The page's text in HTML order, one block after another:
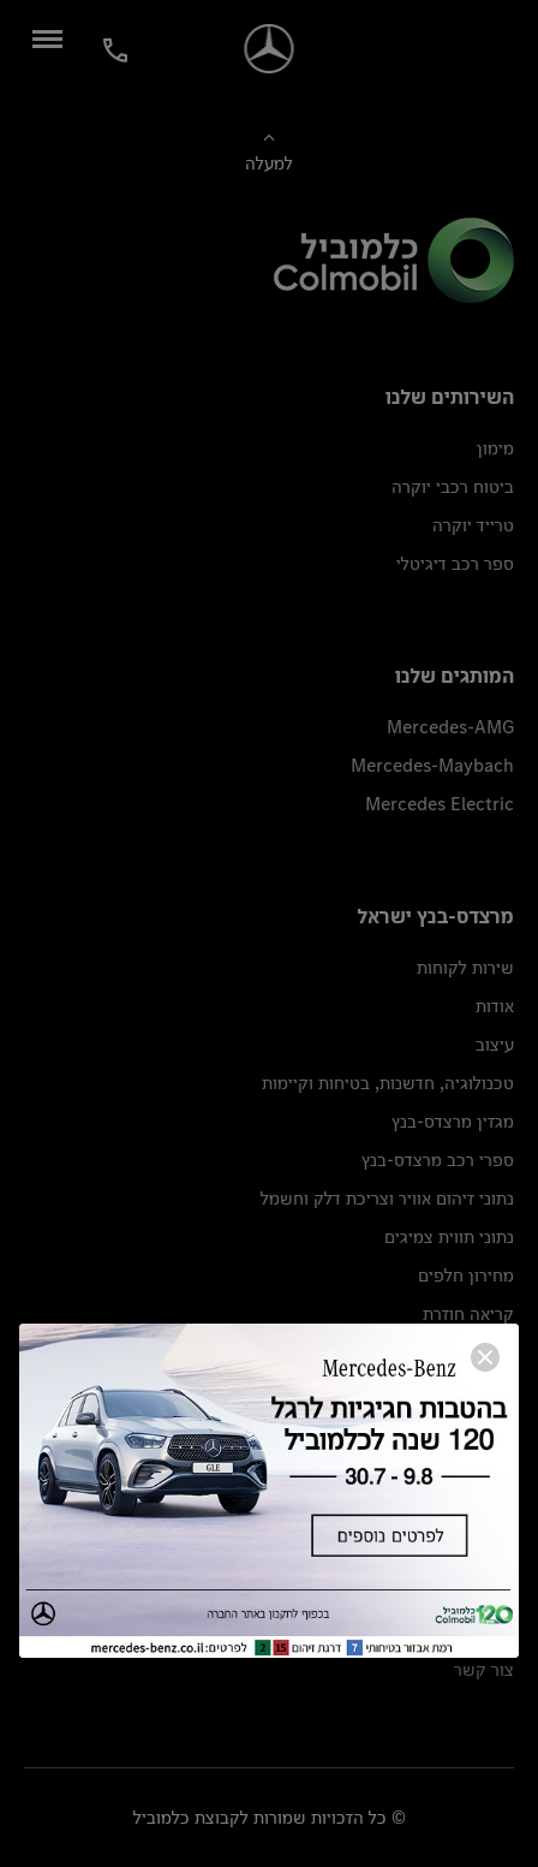
למעלה
השירותים שלנו
מימון
ביטוח רכבי יוקרה
טרייד יוקרה
ספר רכב דיגיטלי
המותגים שלנו
Mercedes-AMG
Mercedes-Maybach
Mercedes Electric
מרצדס-בנץ ישראל
שירות לקוחות
אודות
עיצוב
טכנולוגיה, חדשנות, בטיחות וקיימות
מגזין מרצדס-בנץ
ספרי רכב מרצדס-בנץ
נתוני זיהום אוויר וצריכת דלק וחשמל
נתוני תווית צמיגים
מחירון חלפים
קריאה חוזרת
הודעה על הטבות לרכבי מרצדס בהסדר פשרה בתצ 56447-02-19
תקנון ימי מכירות 120 לכלמוביל
מצאו אותנו
אולמות תצוגה
מרכזי שירות
צור קשר
© כל הזכויות שמורות לקבוצת כלמוביל